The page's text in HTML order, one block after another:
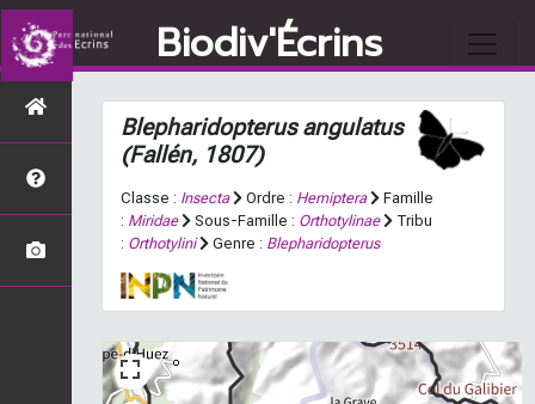
Biodiv'Écrins
Blepharidopterus angulatus
(Fallén, 1807)
Classe : Insecta Ordre : Hemiptera
Famille
: Miridae Sous-Famille : Orthotylinae
Tribu
: Orthotylini Genre : Blepharidopterus